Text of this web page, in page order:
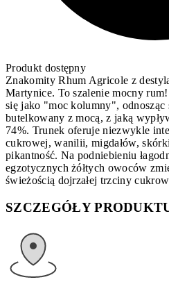
Produkt dostępny
Znakomity Rhum Agricole z
Martynice. To szalenie mocny
się jako "moc kolumny", odnosząc
butelkowany z mocą, z jaką
74%. Trunek oferuje niezwykle
cukrowej, wanilii, migdałów,
pikantność. Na podniebieniu
egzotycznych żółtych owoców
świeżością dojrzałej trzciny
SZCZEGÓŁY